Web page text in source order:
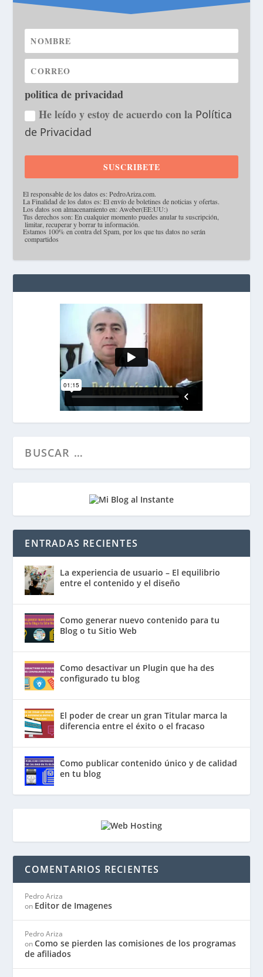
politica de privacidad
He leído y estoy de acuerdo con la Política
de Privacidad
SUSCRIBETE
El responsable de los datos es: PedroAriza.com.
La Finalidad de los datos es: El envío de boletines de noticias y ofertas.
Los datos son almacenamiento en: Aweber(EE:UU:)
Tus derechos son: En cualquier momento puedes anular tu suscripción,
limitar, recuperar y borrar tu información.
Estamos 100% en contra del Spam, por los que tus datos no serán
compartidos
ENTRADAS RECIENTES
La experiencia de usuario – El equilibrio
entre el contenido y el diseño
Como generar nuevo contenido para tu
Blog o tu Sitio Web
Como desactivar un Plugin que ha des
configurado tu blog
El poder de crear un gran Titular marca la
diferencia entre el éxito o el fracaso
Como publicar contenido único y de calidad
en tu blog
COMENTARIOS RECIENTES
Pedro Ariza
on Editor de Imagenes
Pedro Ariza
onComo se pierden las comisiones de los programas
de afiliados